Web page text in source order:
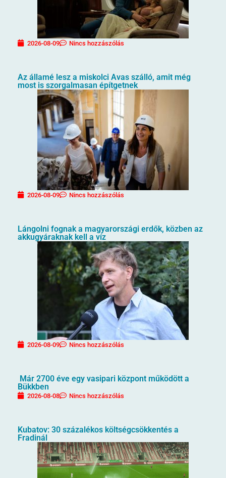
2026-08-09 Nincs hozzászólás
Az államé lesz a miskolci Avas szálló, amit még
most is szorgalmasan építgetnek
2026-08-09 Nincs hozzászólás
Lángolni fognak a magyarországi erdők, közben az
akkugyáraknak kell a víz
2026-08-09 Nincs hozzászólás
Már 2700 éve egy vasipari központ működött a
Bükkben
2026-08-08 Nincs hozzászólás
Kubatov: 30 százalékos költségcsökkentés a
Fradinál